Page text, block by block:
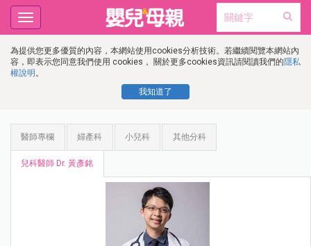
為提供您更多優質的內容，本網站使用cookies分析技術。若繼續閱覽本網站內
容，即表示您同意我們使用 cookies， 關於更多cookies資訊請閱讀我們的隱私
權說明 。
我知道了
Toggle
navigation
醫師專欄 婦產科 小兒科 其他分科
兒科醫師 Dr. 黃彥銘